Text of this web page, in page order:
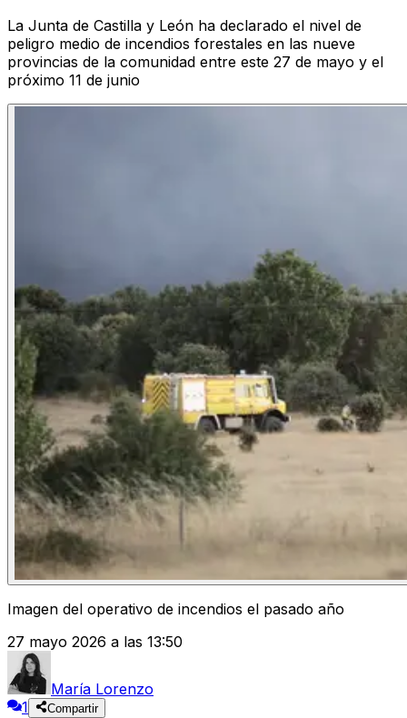
La Junta de Castilla y León ha declarado el nivel de
peligro medio de incendios forestales en las nueve
provincias de la comunidad entre este 27 de mayo y el
próximo 11 de junio
Imagen del operativo de incendios el pasado año
27 mayo 2026 a las 13:50
María Lorenzo
1
Compartir